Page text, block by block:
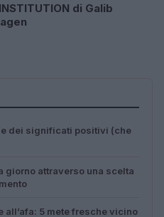
di Galib
dei significati positivi (che
giorno attraverso una scelta
all’afa: 5 mete fresche vicino